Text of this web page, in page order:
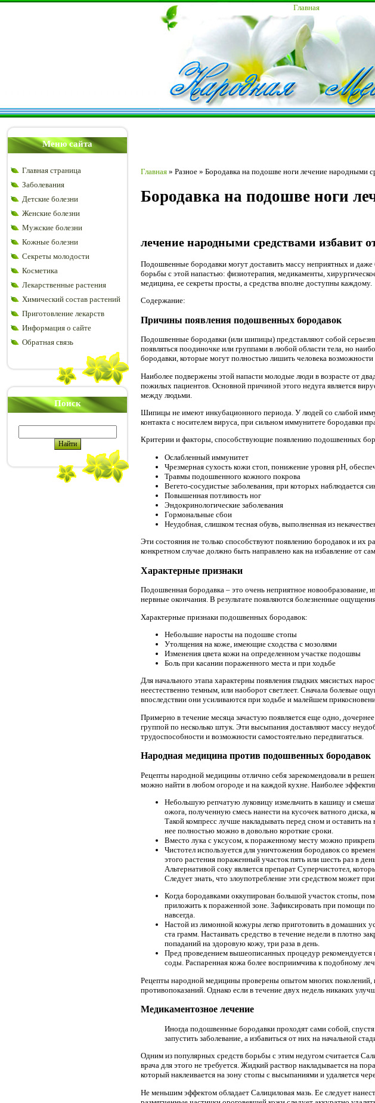
Главная
Меню сайта
Главная страница
Заболевания
Детские болезни
Женские болезни
Мужские болезни
Кожные болезни
Секреты молодости
Косметика
Лекарственные растения
Химический состав растений
Приготовление лекарств
Информация о сайте
Обратная связь
Поиск
Главная » Разное » Бородавка на подошве ноги лечение народными
Бородавка на подошве ноги
лечение народными средствами избавит
Подошвенные бородавки могут доставить массу неприятных и
борьбы с этой напастью: физиотерапия, медикаменты,
медицина, ее секреты просты, а средства вполне доступны каждому.
Содержание:
Причины появления подошвенных бородавок
Подошвенные бородавки (или шипицы) представляют собой
появляться поодиночке или группами в любой области тела, но
бородавки, которые могут полностью лишить человека возможности
Наиболее подвержены этой напасти молодые люди в возрасте от
пожилых пациентов. Основной причиной этого недуга является
между людьми.
Шипицы не имеют инкубационного периода. У людей со слабой
контакта с носителем вируса, при сильном иммунитете бородавки
Критерии и факторы, способствующие появлению подошвенных
Ослабленный иммунитет
Чрезмерная сухость кожи стоп, понижение уровня рН,
Травмы подошвенного кожного покрова
Вегето-сосудистые заболевания, при которых наблюдается
Повышенная потливость ног
Эндокринологические заболевания
Гормональные сбои
Неудобная, слишком тесная обувь, выполненная из
Эти состояния не только способствуют появлению бородавок и их
конкретном случае должно быть направлено как на избавление от
Характерные признаки
Подошвенная бородавка – это очень неприятное
нервные окончания. В результате появляются болезненные
Характерные признаки подошвенных бородавок:
Небольшие наросты на подошве стопы
Утолщения на коже, имеющие сходства с мозолями
Изменения цвета кожи на определенном участке подошвы
Боль при касании пораженного места и при ходьбе
Для начального этапа характерны появления гладких мясистых
неестественно темным, или наоборот светлеет. Сначала болевые
впоследствии они усиливаются при ходьбе и малейшем
Примерно в течение месяца зачастую появляется еще одно,
группой по несколько штук. Эти высыпания доставляют массу
трудоспособности и возможности самостоятельно передвигаться.
Народная медицина против подошвенных бородавок
Рецепты народной медицины отлично себя зарекомендовали в
можно найти в любом огороде и на каждой кухне. Наиболее
Небольшую репчатую луковицу измельчить в кашицу и
ожога, полученную смесь нанести на кусочек ватного
Такой компресс лучше накладывать перед сном и оставить
нее полностью можно в довольно короткие сроки.
Вместо лука с уксусом, к пораженному месту можно
Чистотел используется для уничтожения бородавок со
этого растения пораженный участок пять или шесть раз в
Альтернативой соку является препарат Суперчистотел,
Следует знать, что злоупотребление эти средством может
Когда бородавками оккупирован большой участок стопы,
приложить к пораженной зоне. Зафиксировать при помощи
навсегда.
Настой из лимонной кожуры легко приготовить в домашних
ста грамм. Настаивать средство в течение недели в плотно
попаданий на здоровую кожу, три раза в день.
Пред проведением вышеописанных процедур
соды. Распаренная кожа более восприимчива к подобному
Рецепты народной медицины проверены опытом многих
противопоказаний. Однако если в течение двух недель никаких
Медикаментозное лечение
Иногда подошвенные бородавки проходят сами собой,
запустить заболевание, а избавиться от них на начальной
Одним из популярных средств борьбы с этим недугом считается
врача для этого не требуется. Жидкий раствор накладывается на
который наклеивается на зону стопы с высыпаниями и удаляется
Не меньшим эффектом обладает Салициловая мазь. Ее следует